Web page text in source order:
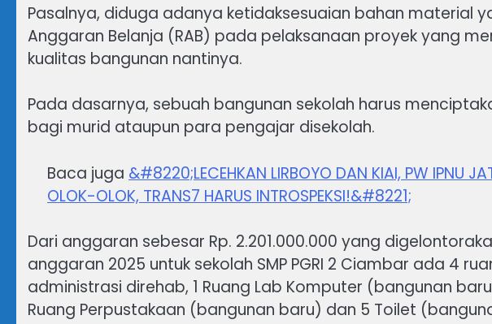
Pasalnya, diduga adanya ketidaksesuaian bahan material
Anggaran Belanja (RAB) pada pelaksanaan proyek yang
kualitas bangunan nantinya.
Pada dasarnya, sebuah bangunan sekolah harus
bagi murid ataupun para pengajar disekolah.
Baca juga &#8220;LECEHKAN LIRBOYO DAN KIAI, PW IPNU
OLOK-OLOK, TRANS7 HARUS INTROSPEKSI!&#8221;
Dari anggaran sebesar Rp. 2.201.000.000 yang
anggaran 2025 untuk sekolah SMP PGRI 2 Ciambar ada 4
administrasi direhab, 1 Ruang Lab Komputer (bangunan
Ruang Perpustakaan (bangunan baru) dan 5 Toilet